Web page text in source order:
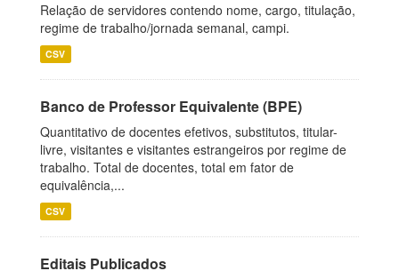
Relação de servidores contendo nome, cargo, titulação,
regime de trabalho/jornada semanal, campi.
CSV
Banco de Professor Equivalente (BPE)
Quantitativo de docentes efetivos, substitutos, titular-
livre, visitantes e visitantes estrangeiros por regime de
trabalho. Total de docentes, total em fator de
equivalência,...
CSV
Editais Publicados